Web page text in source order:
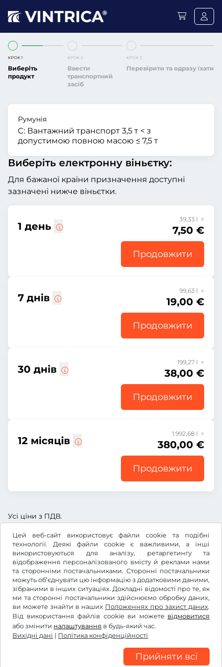
Цей веб-сайт використовує файли cookie та подібні
технології. Деякі файли cookie є важливими, а інші
використовуються для аналізу, ретаргетингу та
відображення персоналізованого вмісту й реклами нами
та сторонніми постачальниками. Сторонні постачальники
можуть об’єднувати цю інформацію з додатковими даними,
зібраними в інших ситуаціях. Докладні відомості про те, як
ми та сторонні постачальники здійснюємо обробку даних,
ви можете знайти в наших Положеннях про захист даних.
Від використання файлів cookie ви можете відмовитися
або змінити налаштування в будь-який час.
Вихідні дані | Політика конфіденційності
Прийняти всі
КРОК 1
Виберіть
продукт
КРОК 2
Ввести
транспортний
засіб
КРОК 3
Перевірити та одразу їхати
Румунія
C: Вантажний транспорт 3,5 т < з
допустимою повною масою ≤ 7,5 т
Виберіть електронну віньєтку:
Для бажаної країни призначення доступні
зазначені нижче віньєтки.
1 день
39,33 l =
7,50 €
Продовжити
7 днів
99,63 l =
19,00 €
Продовжити
30 днів
199,27 l =
38,00 €
Продовжити
12 місяців
1.992,68 l =
380,00 €
Продовжити
Усі ціни з ПДВ.
€EUR
Facebook Instagram
Умови та положення /право на відкликання
Політика конфіденційності
Вихідні дані